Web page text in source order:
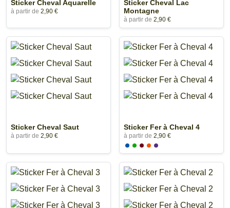
Sticker Cheval Aquarelle
à partir de 2,90 €
Sticker Cheval Lac
Montagne
à partir de 2,90 €
Sticker Cheval Saut
à partir de 2,90 €
Sticker Fer à Cheval 4
à partir de 2,90 €